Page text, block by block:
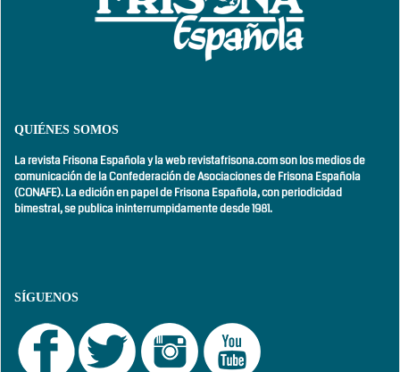
QUIÉNES SOMOS
La revista Frisona Española y la web revistafrisona.com son los medios de
comunicación de la Confederación de Asociaciones de Frisona Española
(CONAFE). La edición en papel de Frisona Española, conperiodicidad
bimestral,se publica ininterrumpidamente desde 1981.
SÍGUENOS